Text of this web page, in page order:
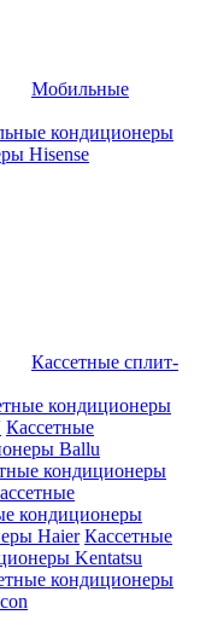
Мобильные
кондиционеры
Hisense
Кассетные сплит-
кондиционеры
Кассетные
Ballu
кондиционеры
кондиционеры
Haier Кассетные
Kentatsu
кондиционеры